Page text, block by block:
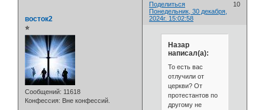
Поделиться
10
Понедельник, 30 декабря,
2024г. 15:02:58
восток2
⭐
Сообщений: 11618
Конфессия: Вне конфессий.
Назар
написал(а):
То есть вас
отлучили от
церкви? От
протестантов по
другому не